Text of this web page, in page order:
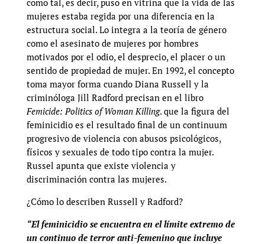
mujeres estaba regida por una diferencia en la
estructura social. Lo integra a la teoría de género
como el asesinato de mujeres por hombres
motivados por el odio, el desprecio, el placer o un
sentido de propiedad de mujer. En 1992, el concepto
toma mayor forma cuando Diana Russell y la
criminóloga Jill Radford precisan en el libro
Femicide: Politics of Woman Killing. que la figura del
feminicidio es el resultado final de un continuum
progresivo de violencia con abusos psicológicos,
físicos y sexuales de todo tipo contra la mujer.
Russel apunta que existe violencia y
discriminación contra las mujeres.
¿Cómo lo describen Russell y Radford?
“El feminicidio se encuentra en el límite extremo de
un continuo de terror anti-femenino que incluye